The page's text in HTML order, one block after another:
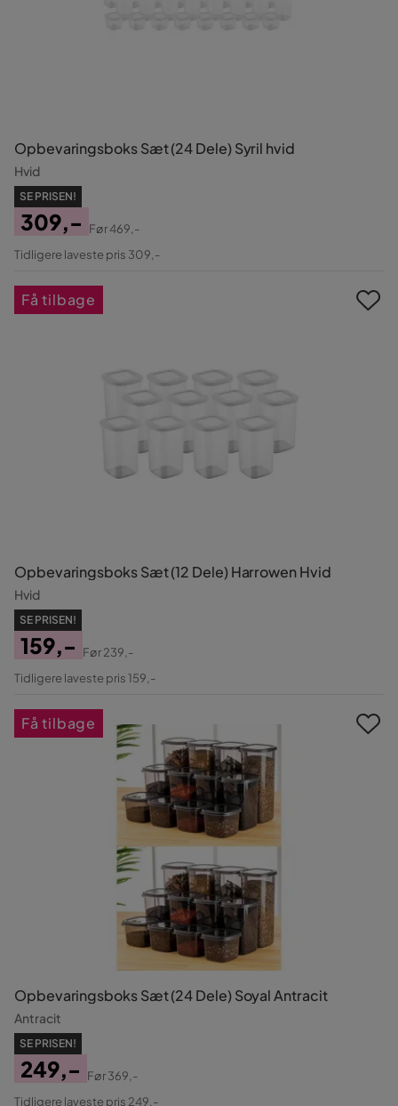
Opbevaringsboks Sæt (24 Dele) Syril hvid
Hvid
SE PRISEN!
Pris
309,-
Original
Før469,-
Tidligere laveste pris 309,-
Opbevaringsboks Sæt (12 Dele) Harrowen Hvid
Hvid
SE PRISEN!
Pris
159,-
Original
Før239,-
Tidligere laveste pris 159,-
Få tilbage
Opbevaringsboks Sæt (24 Dele) Soyal Antracit
Antracit
SE PRISEN!
Pris
249,-
Original
Før369,-
Tidligere laveste pris 249,-
Få tilbage